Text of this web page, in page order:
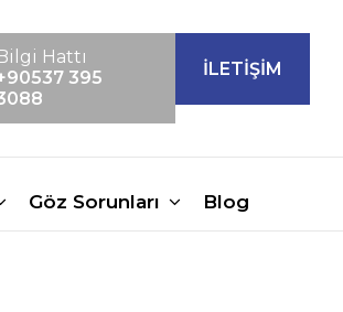
İLETİŞİM
Hattı
395
Göz Sorunları Blog